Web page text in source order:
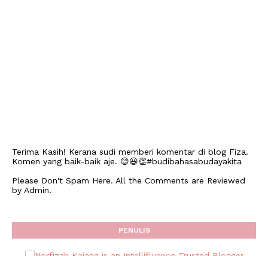
Terima Kasih! Kerana sudi memberi komentar di blog Fiza.
Komen yang baik-baik aje. 😊😆👏#budibahasabudayakita
Please Don't Spam Here. All the Comments are Reviewed
by Admin.
PENULIS